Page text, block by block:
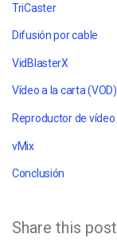
TriCaster
Difusión por cable
VidBlasterX
Vídeo a la carta (VOD)
Reproductor de vídeo
vMix
Conclusión
Share this post